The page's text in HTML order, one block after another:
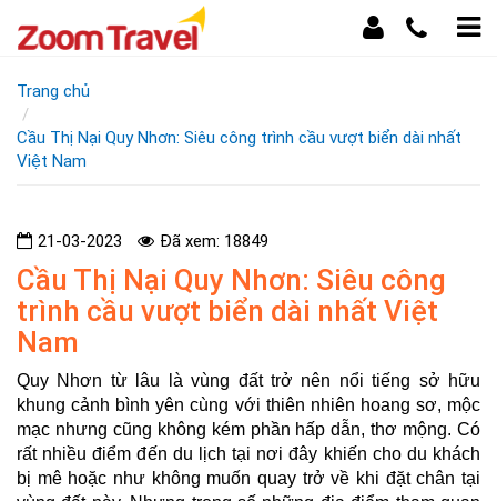
Trang chủ
Cầu Thị Nại Quy Nhơn: Siêu công trình cầu vượt biển dài nhất
Việt Nam
21-03-2023 Đã xem: 18849
Cầu Thị Nại Quy Nhơn: Siêu công
trình cầu vượt biển dài nhất Việt
Nam
Quy Nhơn từ lâu là vùng đất trở nên nổi tiếng sở hữu
khung cảnh bình yên cùng với thiên nhiên hoang sơ, mộc
mạc nhưng cũng không kém phần hấp dẫn, thơ mộng. Có
rất nhiều điểm đến du lịch tại nơi đây khiến cho du khách
bị mê hoặc như không muốn quay trở về khi đặt chân tại